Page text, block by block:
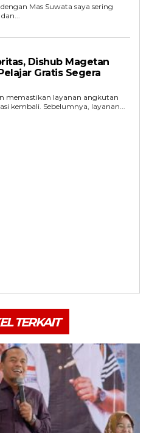
Mas Suwata saya sering
Dishub Magetan
Gratis Segera
memastikan layanan angkutan
kembali. Sebelumnya, layanan...
TERKAIT